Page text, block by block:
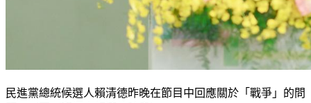
民進黨總統候選人賴清德昨晚在節目中回應關於「戰爭」的問